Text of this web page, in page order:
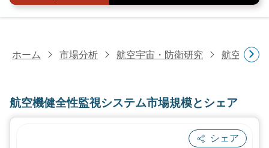
ホーム 市場分析 航空宇宙・防衛研究 航空機部
航空機健全性監視システム市場規模とシェア
シェア